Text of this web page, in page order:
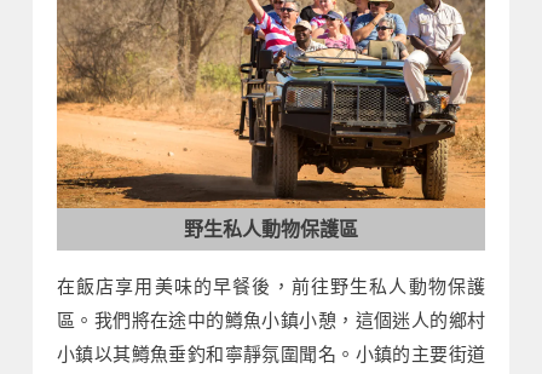
野生私人動物保護區
在飯店享用美味的早餐後，前往野生私人動物保護
區。我們將在途中的鱒魚小鎮小憩，這個迷人的鄉村
小鎮以其鱒魚垂釣和寧靜氛圍聞名。小鎮的主要街道